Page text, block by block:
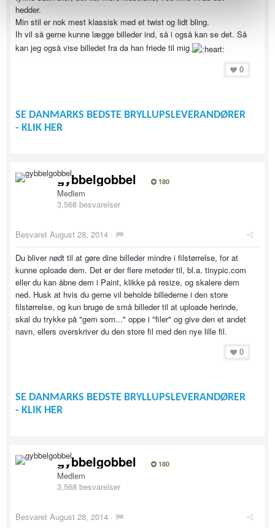
hedder.
Min stil er nok mest klassisk med et twist og lidt bling.
Ih vil så gerne kunne lægge billeder ind, så i også kan se det. Så
kan jeg også vise billedet fra da han friede til mig
0
SE DANMARKS BEDSTE BRYLLUPSLEVERANDØRER
- KLIK HER
gybbelgobbel 180
Medlem
3,568 besvarelser
Besvaret August 28, 2014 ·
Du bliver nødt til at gøre dine billeder mindre i filstørrelse, for at
kunne oploade dem. Det er der flere metoder til, bl.a. tinypic.com
eller du kan åbne dem i Paint, klikke på resize, og skalere dem
ned. Husk at hvis du gerne vil beholde billederne i den store
filstørrelse, og kun bruge de små billeder til at uploade herinde,
skal du trykke på "gem som..." oppe i "filer" og give den et andet
navn, ellers overskriver du den store fil med den nye lille fil.
0
SE DANMARKS BEDSTE BRYLLUPSLEVERANDØRER
- KLIK HER
gybbelgobbel 180
Medlem
3,568 besvarelser
Besvaret August 28, 2014 ·